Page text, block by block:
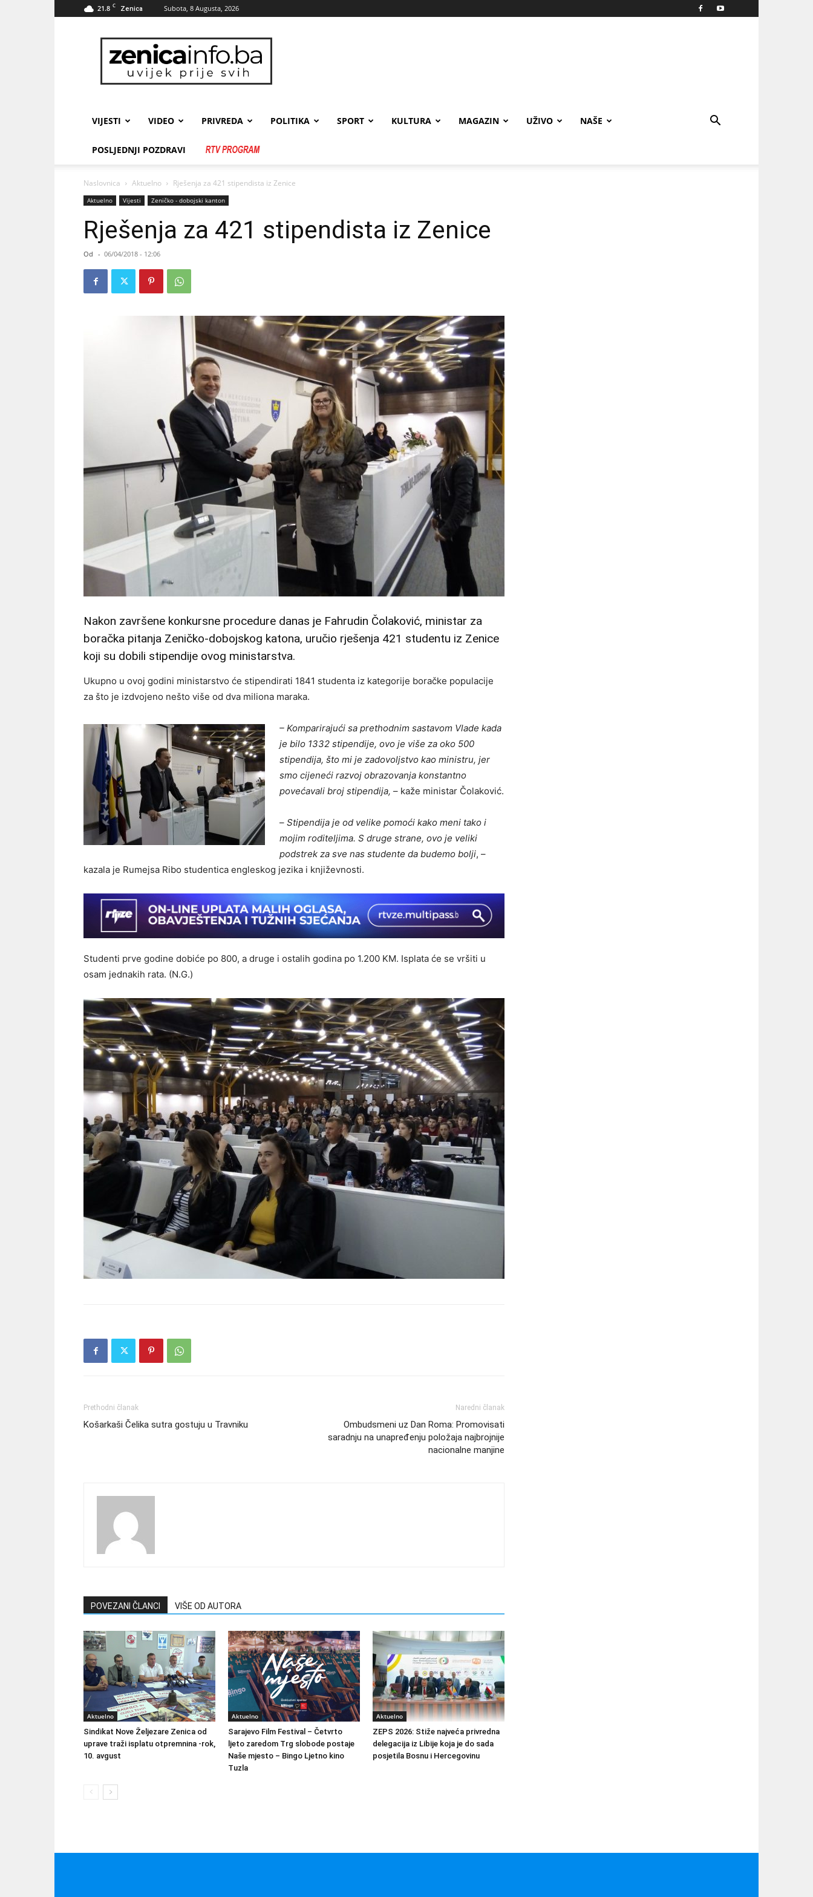
21.8 C Zenica Subota, 8 Augusta, 2026
zenicainfo.ba
VIJESTI VIDEO PRIVREDA POLITIKA SPORT KULTURA MAGAZIN UŽIVO NAŠE
POSLJEDNJI POZDRAVI
Naslovnica Aktuelno Rješenja za 421 stipendista iz Zenice
Aktuelno Vijesti Zeničko - dobojski kanton
Rješenja za 421 stipendista iz Zenice
Od - 06/04/2018 - 12:06
Nakon završene konkursne procedure danas je Fahrudin Čolaković, ministar za
boračka pitanja Zeničko-dobojskog katona, uručio rješenja 421 studentu iz Zenice
koji su dobili stipendije ovog ministarstva.
Ukupno u ovoj godini ministarstvo će stipendirati 1841 studenta iz kategorije boračke populacije
za što je izdvojeno nešto više od dva miliona maraka.
– Komparirajući sa prethodnim sastavom Vlade kada
je bilo 1332 stipendije, ovo je više za oko 500
stipendija, što mi je zadovoljstvo kao ministru, jer
smo cijeneći razvoj obrazovanja konstantno
povećavali broj stipendija, – kaže ministar Čolaković.
– Stipendija je od velike pomoći kako meni tako i
mojim roditeljima. S druge strane, ovo je veliki
podstrek za sve nas studente da budemo bolji, –
kazala je Rumejsa Ribo studentica engleskog jezika i književnosti.
Studenti prve godine dobiće po 800, a druge i ostalih godina po 1.200 KM. Isplata će se vršiti u
osam jednakih rata. (N.G.)
Prethodni članak
Košarkaši Čelika sutra gostuju u Travniku
Naredni članak
Ombudsmeni uz Dan Roma: Promovisati
saradnju na unapređenju položaja najbrojnije
nacionalne manjine
POVEZANI ČLANCI VIŠE OD AUTORA
Aktuelno
Sindikat Nove Željezare Zenica od
uprave traži isplatu otpremnina -rok,
10. avgust
Aktuelno
Sarajevo Film Festival – Četvrto
ljeto zaredom Trg slobode postaje
Naše mjesto – Bingo Ljetno kino
Tuzla
Aktuelno
ZEPS 2026: Stiže najveća privredna
delegacija iz Libije koja je do sada
posjetila Bosnu i Hercegovinu